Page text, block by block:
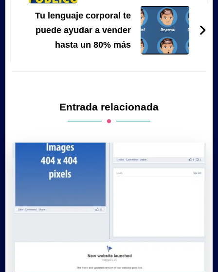
Tu lenguaje corporal te
puede ayudar a vender
hasta un 80% más
Entrada relacionada